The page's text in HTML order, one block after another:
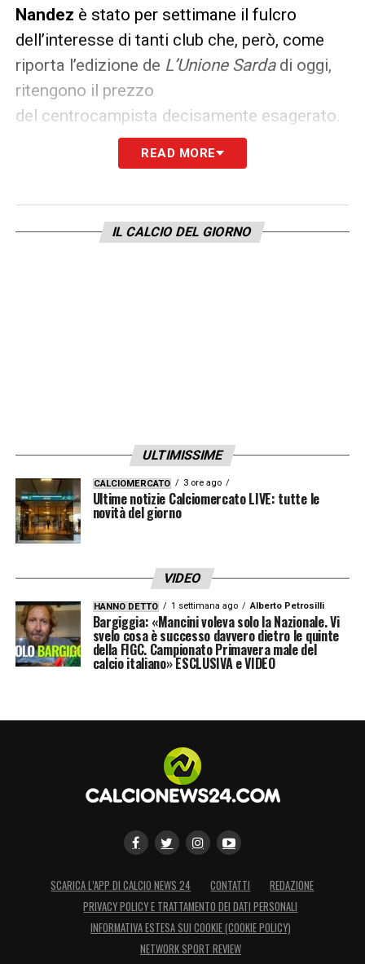
Nandez è stato per settimane il fulcro
dell’interesse di tanti club che, però, come
riporta l’edizione de L’Unione Sardadi oggi,
ritengono il prezzo
del centrocampista decisamente esagerato.
Se in Italia tutte le pretendenti stanno via via
scartando l’ipotesi Nandez, anche le big
READ MORE
IL CALCIO DEL GIORNO
ULTIMISSIME
CALCIOMERCATO 3 ore ago
Ultime notizie Calciomercato LIVE: tutte le
novità del giorno
VIDEO
HANNO DETTO 1 settimana ago Alberto Petrosilli
Bargiggia: «Mancini voleva solo la Nazionale. Vi
svelo cosa è successo davvero dietro le quinte
della FIGC. Campionato Primavera male del
calcio italiano» ESCLUSIVA e VIDEO
SCARICA L’APP DI CALCIO NEWS 24 CONTATTI
REDAZIONE
PRIVACY POLICY E TRATTAMENTO DEI DATI PERSONALI
INFORMATIVA ESTESA SUI COOKIE (COOKIE POLICY)
NETWORK SPORT REVIEW